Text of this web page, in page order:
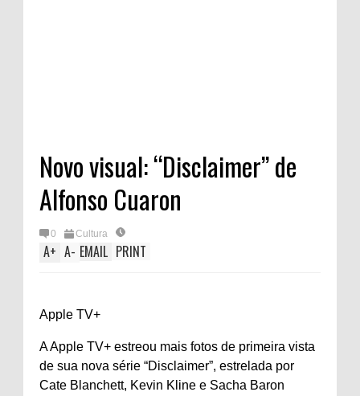
Novo visual: “Disclaimer” de
Alfonso Cuaron
0 Cultura
A+ A- EMAIL PRINT
Apple TV+
A Apple TV+ estreou mais fotos de primeira vista
de sua nova série “Disclaimer”, estrelada por
Cate Blanchett, Kevin Kline e Sacha Baron